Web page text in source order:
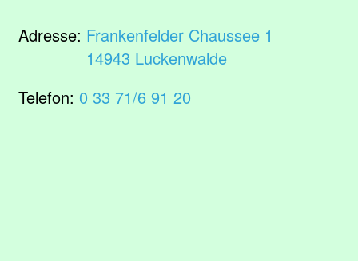
Adresse: Frankenfelder Chaussee 1
14943 Luckenwalde
Telefon: 0 33 71/6 91 20